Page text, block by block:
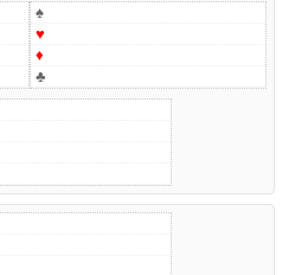
♠
♥
♦
♣